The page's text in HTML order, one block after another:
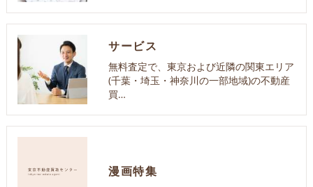
サービス
無料査定で、東京および近隣の関東エリア
(千葉・埼玉・神奈川の一部地域)の不動産
買…
漫画特集